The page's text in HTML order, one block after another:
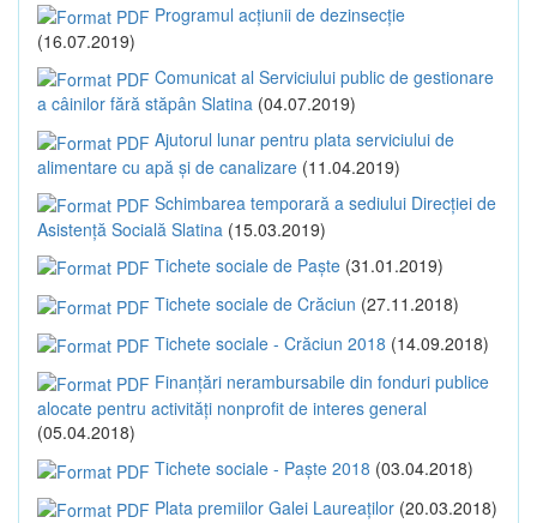
Programul acțiunii de dezinsecție
(16.07.2019)
Comunicat al Serviciului public de gestionare
a câinilor fără stăpân Slatina (04.07.2019)
Ajutorul lunar pentru plata serviciului de
alimentare cu apă și de canalizare (11.04.2019)
Schimbarea temporară a sediului Direcției de
Asistență Socială Slatina (15.03.2019)
Tichete sociale de Paște (31.01.2019)
Tichete sociale de Crăciun (27.11.2018)
Tichete sociale - Crăciun 2018 (14.09.2018)
Finanțări nerambursabile din fonduri publice
alocate pentru activități nonprofit de interes general
(05.04.2018)
Tichete sociale - Paște 2018 (03.04.2018)
Plata premiilor Galei Laureaților (20.03.2018)